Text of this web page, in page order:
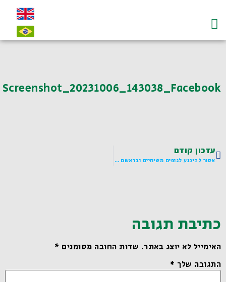
Screenshot_20231006_143038_Facebook
עדכון קודם
אסור להיכנע לגופים משיחיים ובראשם ל"ראש יהודי". מקומם לא בתל אביב.
כתיבת תגובה
האימייל לא יוצג באתר. שדות החובה מסומנים *
התגובה שלך *